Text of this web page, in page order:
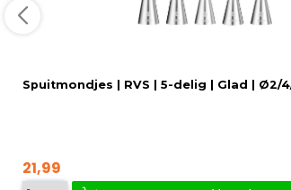
Spuitmondjes | RVS | 5-delig | Glad | Ø2/
21,99